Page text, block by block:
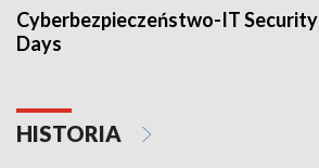
Cyberbezpieczeństwo-IT Security
Days
HISTORIA